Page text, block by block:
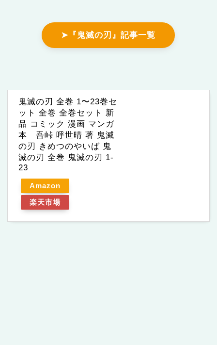
➤『鬼滅の刃』記事一覧
鬼滅の刃 全巻 1〜23巻セ
ット 全巻 全巻セット 新
品 コミック 漫画 マンガ
本 吾峠 呼世晴 著 鬼滅
の刃 きめつのやいば 鬼
滅の刃 全巻 鬼滅の刃 1-
23
Amazon
楽天市場